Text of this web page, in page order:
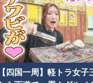
四国一周】軽トラ女子
ループ”から脱出す
しりとり」81日目で